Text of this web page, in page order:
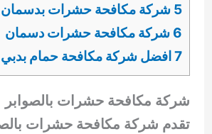
5 شركة مكافحة حشرات بدسمان
6 شركة مكافحة حشرات دسمان
7 افضل شركة مكافحة حمام بدبي
شركة مكافحة حشرات بالصوابر
تقدم شركة مكافحة حشرات